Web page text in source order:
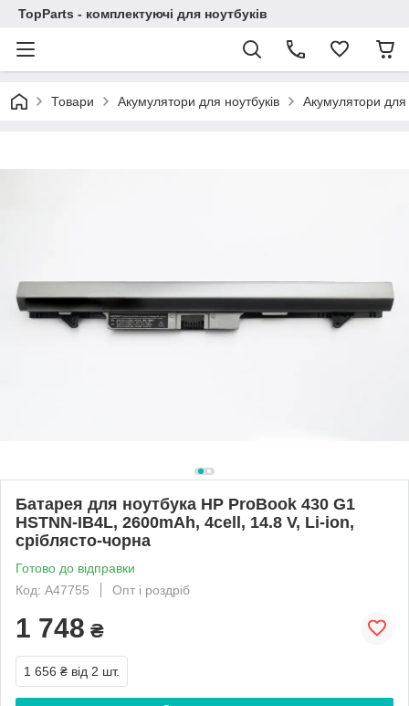
TopParts - комплектуючі для ноутбуків
Товари Акумулятори для ноутбуків Акумулятори для
Батарея для ноутбука HP ProBook 430 G1
HSTNN-IB4L, 2600mAh, 4cell, 14.8 V, Li-ion,
сріблясто-чорна
Готово до відправки
Код: A47755
Опт і роздріб
1 748 ₴
1 656 ₴ від 2 шт.